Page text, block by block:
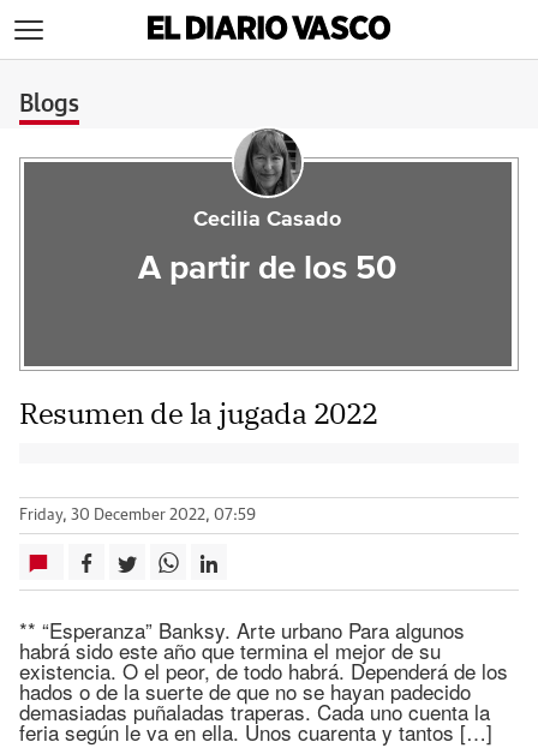
Blogs
Cecilia Casado
A partir de los 50
Resumen de la jugada 2022
Friday, 30 December 2022, 07:59
** “Esperanza” Banksy. Arte urbano Para algunos
habrá sido este año que termina el mejor de su
existencia. O el peor, de todo habrá. Dependerá de los
hados o de la suerte de que no se hayan padecido
demasiadas puñaladas traperas. Cada uno cuenta la
feria según le va en ella. Unos cuarenta y tantos […]